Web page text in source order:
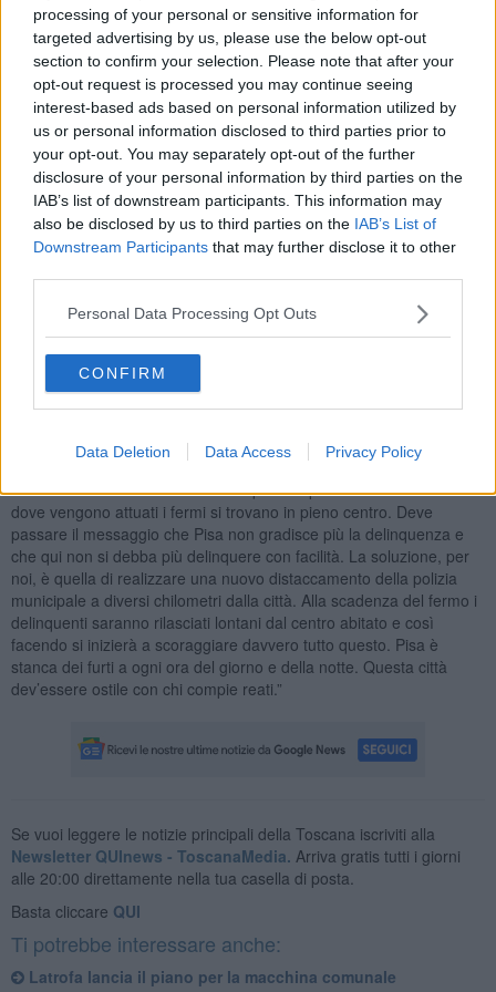
processing of your personal or sensitive information for
targeted advertising by us, please use the below opt-out
section to confirm your selection. Please note that after your
opt-out request is processed you may continue seeing
interest-based ads based on personal information utilized by
us or personal information disclosed to third parties prior to
your opt-out. You may separately opt-out of the further
disclosure of your personal information by third parties on the
IAB’s list of downstream participants. This information may
also be disclosed by us to third parties on the IAB’s List of
Downstream Participants that may further disclose it to other
Personal Data Processing Opt Outs
CONFIRM
Data Deletion Data Access Privacy Policy
considerando anche che le rapine agli esercizi commerciali ormai
non si contano più".
Il candidato Sindaco per Pisa nel Cuore Raffaele Latrofa
commentato così l’accaduto: “Fatti come quelli che si sono verificati
in questo fine settimana ci dimostrano che l’attuale amministrazione
comunale ci ha venduto un concetto deviato, quello di percezione
di insicurezza. L’insicurezza è tutto tranne che una percezione, ma
un dato di fatto che si ripercuote quotidianamente sulla pelle dei
cittadini. Io sono sempre dalla parte dei pisani. Un mese e mezzo
fa abbiamo organizzato uno dei nostri numerosi incontri nei
quartieri in un luogo falcidiato dalla criminalità, l’Hotel La Pace di
Andrea Romanelli, divenuto purtroppo simbolo dei problemi della
zona”. Latrofa parla così della sua proposta: “Con Pisa nel Cuore lo
abbiamo detto in tempi non sospetti: serve un assessorato alla
sicurezza con deleghe alla polizia municipale.
Ci chiedono come fare a risolvere casi come quelli di delinquenti
che rubano molteplici volte e vengono subito rimessi in libertà,
tornando immediatamente a delinquere. Il problema è che le sedi
dove vengono attuati i fermi si trovano in pieno centro. Deve
passare il messaggio che Pisa non gradisce più la delinquenza e
che qui non si debba più delinquere con facilità. La soluzione, per
noi, è quella di realizzare una nuovo distaccamento della polizia
municipale a diversi chilometri dalla città. Alla scadenza del fermo i
delinquenti saranno rilasciati lontani dal centro abitato e così
facendo si inizierà a scoraggiare davvero tutto questo. Pisa è
stanca dei furti a ogni ora del giorno e della notte. Questa città
dev’essere ostile con chi compie reati.”
Se vuoi leggere le notizie principali della Toscana iscriviti alla
Newsletter QUInews - ToscanaMedia. Arriva gratis tutti i giorni
alle 20:00 direttamente nella tua casella di posta.
Basta cliccare QUI
Ti potrebbe interessare anche:
Latrofa lancia il piano per la macchina comunale